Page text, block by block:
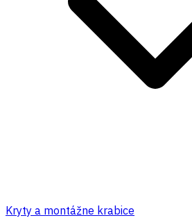
Kryty a montážne krabice